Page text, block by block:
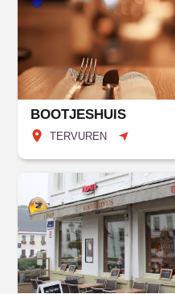
BOOTJESHUIS
TERVUREN